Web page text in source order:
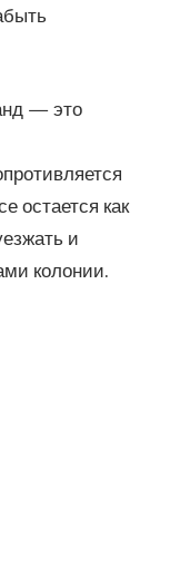
— это
остается как
и
колонии.